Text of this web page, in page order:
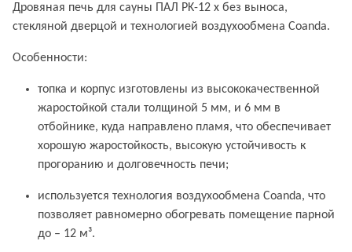
Дровяная печь для сауны ПАЛ PK-12 x без выноса,
стекляной дверцой и технологией воздухообмена Coanda.
Особенности:
топка и корпус изготовлены из высококачественной
жаростойкой стали толщиной 5 мм, и 6 мм в
отбойнике, куда направлено пламя, что обеспечивает
хорошую жаростойкость, высокую устойчивость к
прогоранию и долговечность печи;
используется технология воздухообмена Coanda, что
позволяет равномерно обогревать помещение парной
до – 12 м³.